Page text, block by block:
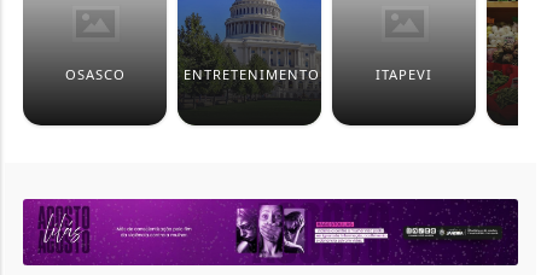
OSASCO ENTRETENIMENTO ITAPEVI